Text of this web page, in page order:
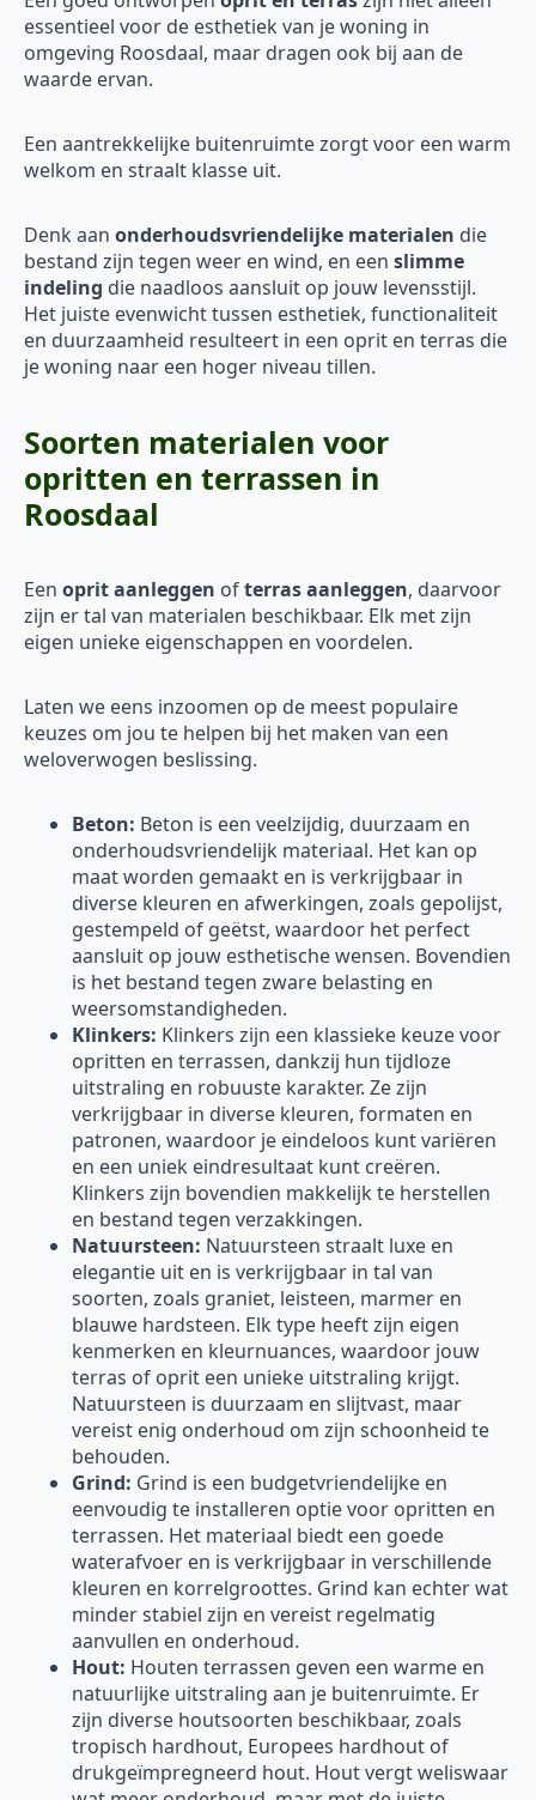
essentieel voor de esthetiek van je woning in
omgeving Roosdaal, maar dragen ook bij aan de
waarde ervan.
Een aantrekkelijke buitenruimte zorgt voor een warm
welkom en straalt klasse uit.
Denk aan onderhoudsvriendelijke materialen die
bestand zijn tegen weer en wind, en een slimme
indeling die naadloos aansluit op jouw levensstijl.
Het juiste evenwicht tussen esthetiek, functionaliteit
en duurzaamheid resulteert in een oprit en terras die
je woning naar een hoger niveau tillen.
Soorten materialen voor
opritten en terrassen in
Roosdaal
Een oprit aanleggen ofterras aanleggen, daarvoor
zijn er tal van materialen beschikbaar. Elk met zijn
eigen unieke eigenschappen en voordelen.
Laten we eens inzoomen op de meest populaire
keuzes om jou te helpen bij het maken van een
weloverwogen beslissing.
Beton: Beton is een veelzijdig, duurzaam en
onderhoudsvriendelijk materiaal. Het kan op
maat worden gemaakt en is verkrijgbaar in
diverse kleuren en afwerkingen, zoals gepolijst,
gestempeld of geëtst, waardoor het perfect
aansluit op jouw esthetische wensen. Bovendien
is het bestand tegen zware belasting en
weersomstandigheden.
Klinkers: Klinkers zijn een klassieke keuze voor
opritten en terrassen, dankzij hun tijdloze
uitstraling en robuuste karakter. Ze zijn
verkrijgbaar in diverse kleuren, formaten en
patronen, waardoor je eindeloos kunt variëren
en een uniek eindresultaat kunt creëren.
Klinkers zijn bovendien makkelijk te herstellen
en bestand tegen verzakkingen.
Natuursteen: Natuursteen straalt luxe en
elegantie uit en is verkrijgbaar in tal van
soorten, zoals graniet, leisteen, marmer en
blauwe hardsteen. Elk type heeft zijn eigen
kenmerken en kleurnuances, waardoor jouw
terras of oprit een unieke uitstraling krijgt.
Natuursteen is duurzaam en slijtvast, maar
vereist enig onderhoud om zijn schoonheid te
behouden.
Grind: Grind is een budgetvriendelijke en
eenvoudig te installeren optie voor opritten en
terrassen. Het materiaal biedt een goede
waterafvoer en is verkrijgbaar in verschillende
kleuren en korrelgroottes. Grind kan echter wat
minder stabiel zijn en vereist regelmatig
aanvullen en onderhoud.
Hout: Houten terrassen geven een warme en
natuurlijke uitstraling aan je buitenruimte. Er
zijn diverse houtsoorten beschikbaar, zoals
tropisch hardhout, Europees hardhout of
drukgeïmpregneerd hout. Hout vergt weliswaar